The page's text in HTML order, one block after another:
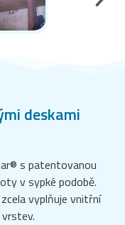
deskami
s patentovanou
v sypké podobě.
vyplňuje vnitřní